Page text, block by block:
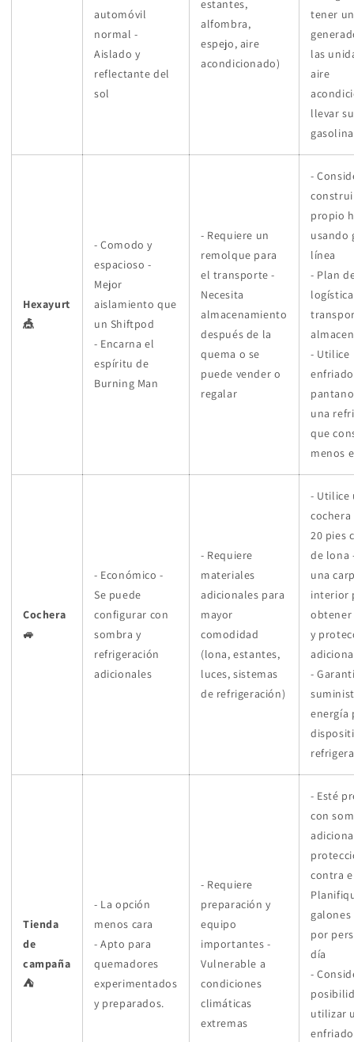
automóvil
normal -
Aislado y
reflectante del
sol
estantes,
alfombra,
espejo, aire
acondicionado)
tener un
las
aire
llevar
Hexayurt
🎪
- Comodo y
espacioso -
Mejor
aislamiento que
un Shiftpod
- Encarna el
espíritu de
Burning Man
- Requiere un
remolque para
el transporte -
Necesita
almacenamiento
después de la
quema o se
puede vender o
regalar
-
propio
usando
línea
- Plan
- Utilice
una
que
menos
Cochera
🚙
- Económico -
Se puede
configurar con
sombra y
refrigeración
adicionales
- Requiere
materiales
adicionales para
mayor
comodidad
(lona, ​​estantes,
luces, sistemas
de refrigeración)
- Utilice
cochera
20 pies
de lona
una
interior
obtener
y
-
energía
Tienda
de
campaña
⛺️
- La opción
menos cara
- Apto para
quemadores
experimentados
y preparados.
- Requiere
preparación y
equipo
importantes -
Vulnerable a
condiciones
climáticas
extremas
- Esté
con
contra
galones
por
día
-
utilizar